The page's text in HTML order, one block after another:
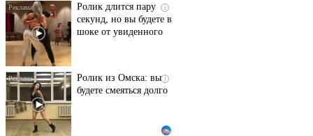
i
Ролик длится пару
секунд, но вы будете в
шоке от увиденного
i
Ролик из Омска: вы
будете смеяться долго